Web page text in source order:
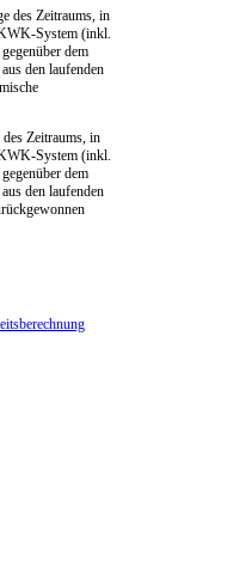
des Zeitraums, in
System (inkl.
dem
den laufenden
Zeitraums, in
System (inkl.
dem
den laufenden